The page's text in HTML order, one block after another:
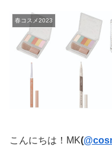
春コスメ2023
こんにちは！MK(